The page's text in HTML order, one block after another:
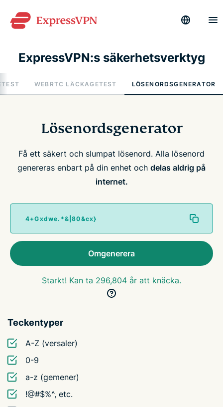
ExpressVPN:s säkerhetsverktyg
WEBRTC LÄCKAGETEST LÖSENORDSGENERATOR
Lösenordsgenerator
Få ett säkert och slumpat lösenord. Alla lösenord
genereras enbart på din enhet och delas aldrig på
internet.
Omgenerera
Starkt! Kan ta 296,804 år att knäcka.
Teckentyper
A-Z (versaler)
0-9
a-z (gemener)
!@#$%^, etc.